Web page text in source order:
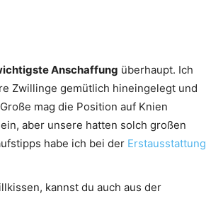
Anschaffung überhaupt. Ich
Zwillinge gemütlich hineingelegt und
mag die Position auf Knien
aber unsere hatten solch großen
habe ich bei der Erstausstattung
kannst du auch aus der